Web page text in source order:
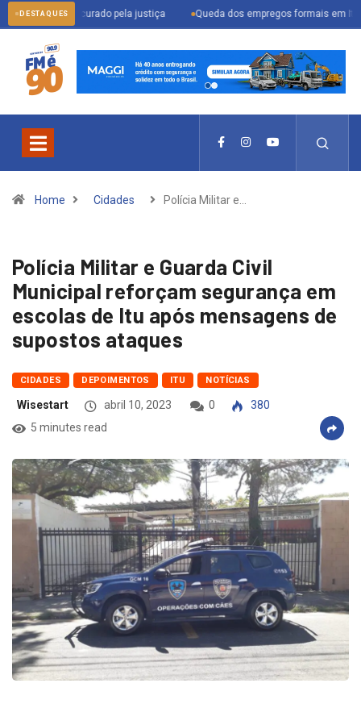
DESTAQUES
procurado pela justiça Queda dos empregos formais em Itu reflete
Home Cidades Polícia Militar e…
Polícia Militar e Guarda Civil
Municipal reforçam segurança em
escolas de Itu após mensagens de
supostos ataques
CIDADES DEPOIMENTOS ITU NOTÍCIAS
Wisestart abril 10, 2023 0
380
5 minutes read